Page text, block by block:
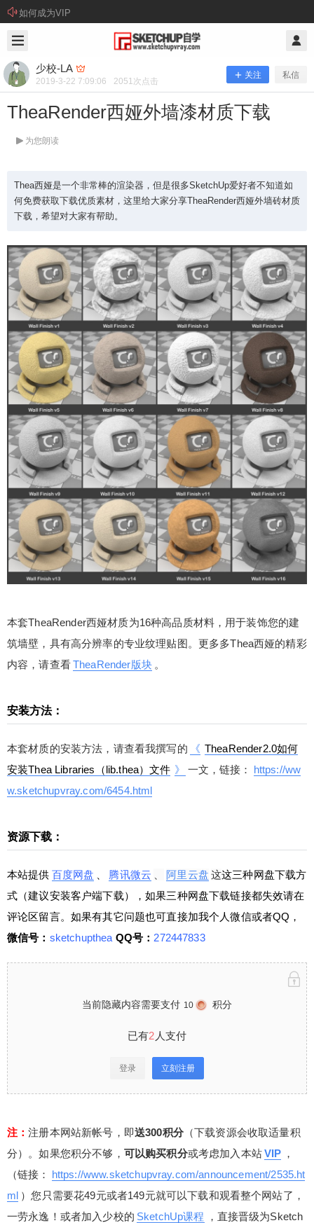
如何成为VIP
少校-LA
2019-3-22 7:09:06 2051次点击
关注 私信
TheaRender西娅外墙漆材质下载
为您朗读
Thea西娅是一个非常棒的渲染器，但是很多SketchUp爱好者不知道如
何免费获取下载优质素材，这里给大家分享TheaRender西娅外墙砖材质
下载，希望对大家有帮助。
本套TheaRender西娅材质为16种高品质材料，用于装饰您的建
筑墙壁，具有高分辨率的专业纹理贴图。 更多多Thea西娅的精彩
内容，请查看TheaRender版块 。
安装方法：
本套材质的安装方法，请查看我撰写的 《 TheaRender2.0如何
安装Thea Libraries（lib.thea）文件 》 一文，链接：
https://ww
w.sketchupvray.com/6454.html
资源下载：
本站提供 百度网盘 腾讯微云 阿里云盘 这这三种网盘下载方
式（建议安装客户端下载），如果三种网盘下载链接都失效请在
评论区留言。如果有其它问题也可直接加我个人微信或者QQ，
微信号： sketchupthea QQ号： 272447833
当前隐藏内容需要支付 10 积分
已有2 人支付
登录 立刻注册
注：注册本网站新帐号，即送300积分（下载资源会收取适量积
分）。如果您积分不够， 可以购买积分或考虑加入本站VIP ，
（链接：
https://www.sketchupvray.com/announcement/2535.ht
ml ）您只需要花49元或者149元就可以下载和观看整个网站了，
一劳永逸！或者加入少校的 SketchUp课程
，直接晋级为Sketch
少校-LA @ SketchUp自学
TheaRender西娅外墙漆材质下载
Thea西娅是一个非常棒的渲染器，但是很多Sketch
Up爱好者不知道如何免费获取下载优质素材，这里
给大家分享TheaRender西娅外墙砖材质下载，希望
对大家有帮助。
扫描二维码继续阅读